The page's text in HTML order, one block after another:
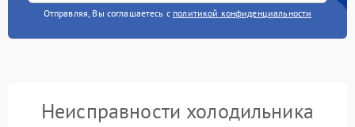
Отправляя, Вы соглашаетесь с политикой конфиденциальности
Неисправности холодильника